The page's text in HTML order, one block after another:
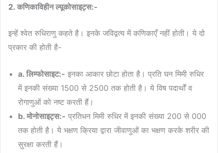
2. कणिकाविहीन ल्यूकोसाइट्स:-
इन्हें श्वेत रुधिराणु कहते है। इनके जविद्वत्य में कणिकाएँ नहीं होती। ये दो
प्रकार की होती है-
a. लिम्फोसाइट:- इनका आकार छोटा होता है। प्रति घन मिमी रुधिर
में इनकी संख्या 1500 से 2500 तक होती है। ये विष पदार्थों व
रोगाणुओं को नष्ट करती हैं।
b. मोनोसाइट्स:- प्रतिधन मिमी रुधिर में इनकी संख्या 200 से 000
तक होती है। ये भक्षण क्रिया द्वारा जीवाणुओं का भक्षण करके शरीर की
सुरक्षा करती हैं।